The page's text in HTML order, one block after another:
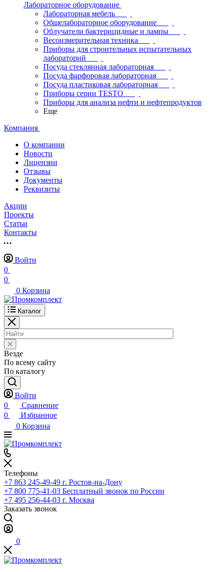
Лабораторное оборудование
Лабораторная мебель
Общелабораторное оборудование
Облучатели бактерицидные и лампы
Весоизмерительная техника
Приборы для строительных испытательных
лабораторий
Посуда стеклянная лабораторная
Посуда фарфоровая лабораторная
Посуда пластиковая лабораторная
Приборы серии TESTO
Приборы для анализа нефти и нефтепродуктов
Еще
Компания
О компании
Новости
Лицензии
Отзывы
Документы
Реквизиты
Акции
Проекты
Статьи
Контакты
Войти
0
0
0 Корзина
Каталог
Везде
По всему сайту
По каталогу
Войти
0
Сравнение
0
Избранное
0 Корзина
Телефоны
+7 863 245-49-49 г. Ростов-на-Дону
+7 800 775-41-03 Бесплатный звонок по России
+7 495 256-44-03 г. Москва
Заказать звонок
0